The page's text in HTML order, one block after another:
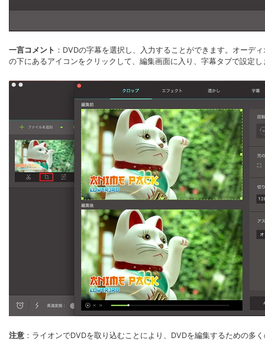
一言コメント ：DVDの字幕を選択し、入力することができます。オーデ
の下にあるアイコンをクリックして、編集画面に入り、字幕タブで設定し
注意 ：ライオンでDVDを取り込むことにより、DVDを編集するための多